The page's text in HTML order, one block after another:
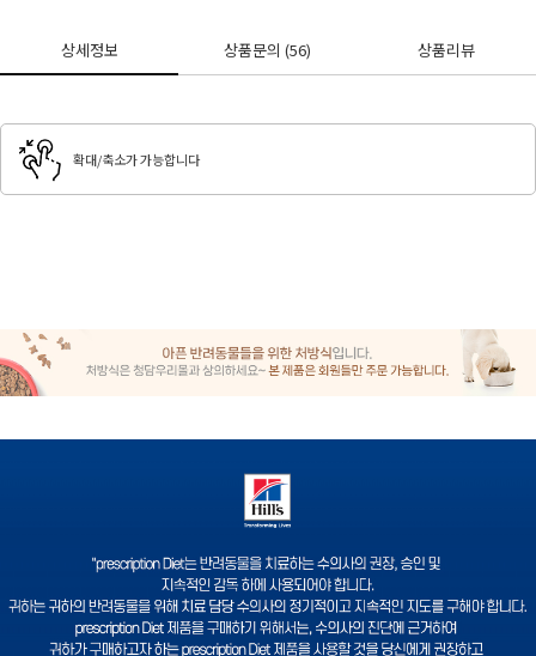
상세정보 상품문의(56) 상품리뷰
확대/축소가 가능합니다